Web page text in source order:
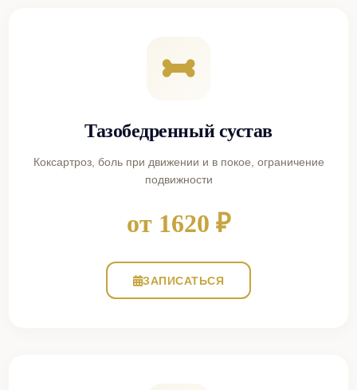
Тазобедренный сустав
Коксартроз, боль при движении и в покое, ограничение
подвижности
от 1620 ₽
ЗАПИСАТЬСЯ